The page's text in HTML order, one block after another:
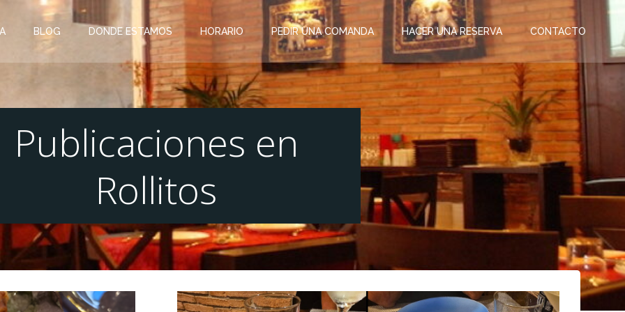
BLOG DONDE ESTAMOS HORARIO PEDIR UNA COMANDA HACER UNA RESERVA CONTACTO
Publicaciones en
Rollitos